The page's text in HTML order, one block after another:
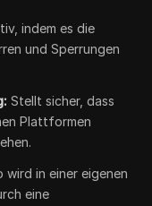
indem es die
und Sperrungen
Stellt sicher, dass
Plattformen
wird in einer eigenen
eine